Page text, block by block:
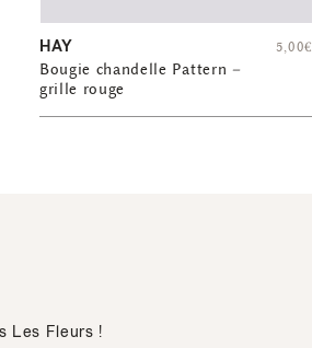
HAY
Bougie chandelle Pattern –
grille rouge
5,00€
Les Fleurs !